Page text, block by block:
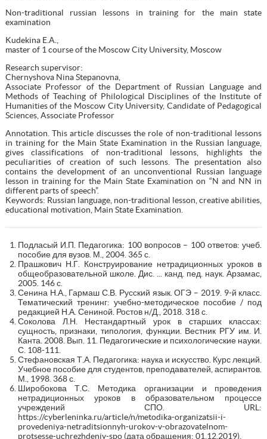
Non-traditional russian lessons in training for the main state
examination
Kudekina E.A.,
master of 1 course of the Moscow City University, Moscow
Research supervisor:
Chernyshova Nina Stepanovna,
Associate Professor of the Department of Russian Language and
Methods of Teaching of Philological Disciplines of the Institute of
Humanities of the Moscow City University, Candidate of Pedagogical
Sciences, Associate Professor
Annotation. This article discusses the role of non-traditional lessons
in training for the Main State Examination in the Russian language,
gives classifications of non-traditional lessons, highlights the
peculiarities of creation of such lessons. The presentation also
contains the development of an unconventional Russian language
lesson in training for the Main State Examination on “N and NN in
different parts of speech”.
Keywords: Russian language, non-traditional lesson, creative abilities,
educational motivation, Main State Examination.
Подласый И.П. Педагогика: 100 вопросов – 100 ответов: учеб.
пособие для вузов. М., 2004. 365 с.
Прашкович Н.Г. Конструирование нетрадиционных уроков в
общеобразовательной школе. Дис. ... канд. пед. наук. Арзамас,
2005. 146 с.
Сенина Н.А., Гармаш С.В. Русский язык. ОГЭ – 2019. 9-й класс.
Тематический тренинг: учебно-методическое пособие / под
редакцией Н.А. Сениной. Ростов н/Д., 2018. 318 с.
Соколова Л.Н. Нестандартный урок в старших классах:
сущность, признаки, типология, функции. Вестник РГУ им. И.
Канта. 2008. Вып. 11. Педагогические и психологические науки.
С. 108-111.
Стефановская Т.А. Педагогика: наука и искусство. Курс лекций.
Учебное пособие для студентов, преподавателей, аспирантов.
М., 1998. 368 с.
Широбокова Т.С. Методика организации и проведения
нетрадиционных уроков в образовательном процессе
учреждений СПО. URL:
https://cyberleninka.ru/article/n/metodika-organizatsii-i-
provedeniya-netraditsionnyh-urokov-v-obrazovatelnom-
protsesse-uchrezhdeniy-spo (дата обращения: 01.12.2019).